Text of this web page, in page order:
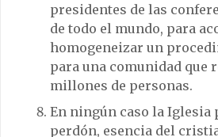
presidentes de las
de todo el mundo, para
homogeneizar un
para una comunidad que
millones de personas.
En ningún caso la Iglesia
perdón, esencia del